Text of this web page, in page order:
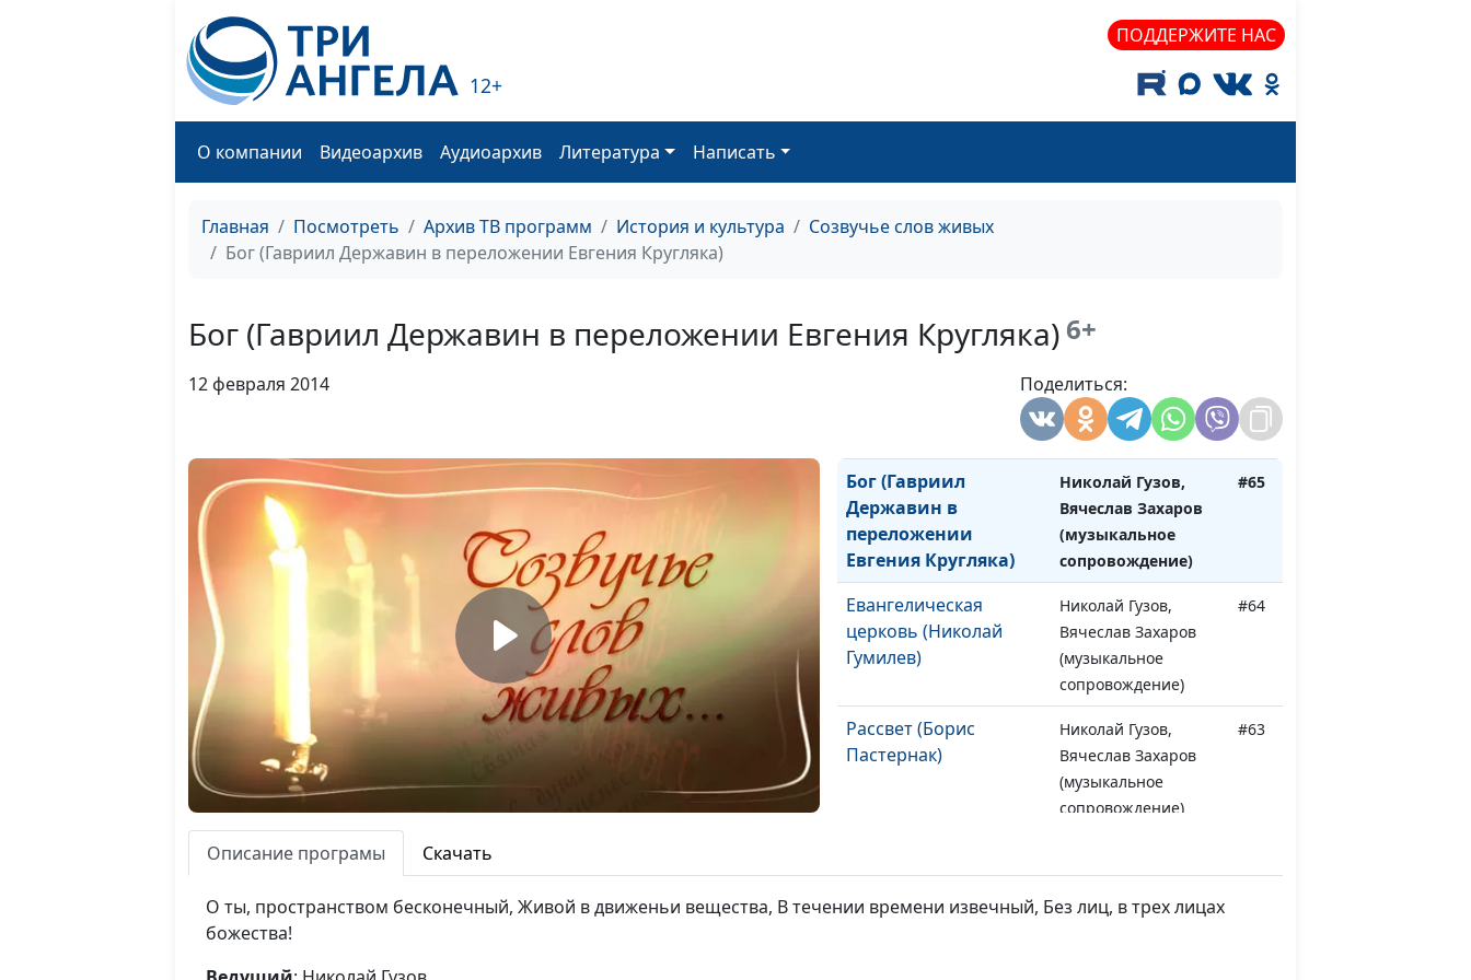
12+
ПОДДЕРЖИТЕ НАС
О компании Видеоархив Аудиоархив Литература Написать
Главная Посмотреть Архив ТВ программ История и культура
Созвучье слов живых
Бог (Гавриил Державин в переложении Евгения Кругляка)
Бог (Гавриил Державин в переложении Евгения Кругляка) 6+
12 февраля 2014 Поделиться:
(музыкальное
сопровождение)
сопровождение)
Священные сонеты.
Священные сонеты.
Вячеслав Захаров
(музыкальное
сопровождение)
Бог (Гавриил
Державин в
переложении
Евгения Кругляка)
Николай Гузов,
Вячеслав Захаров
(музыкальное
сопровождение)
#65
Евангелическая
церковь (Николай
Гумилев)
Николай Гузов,
Вячеслав Захаров
(музыкальное
сопровождение)
#64
Рассвет (Борис
Пастернак)
Николай Гузов,
Вячеслав Захаров
(музыкальное
сопровождение)
#63
Пушкин)
Вячеслав Захаров
(музыкальное
Описание програмы Скачать
О ты, пространством бесконечный, Живой в движеньи вещества, В течении времени извечный, Без лиц, в трех лицах
божества!